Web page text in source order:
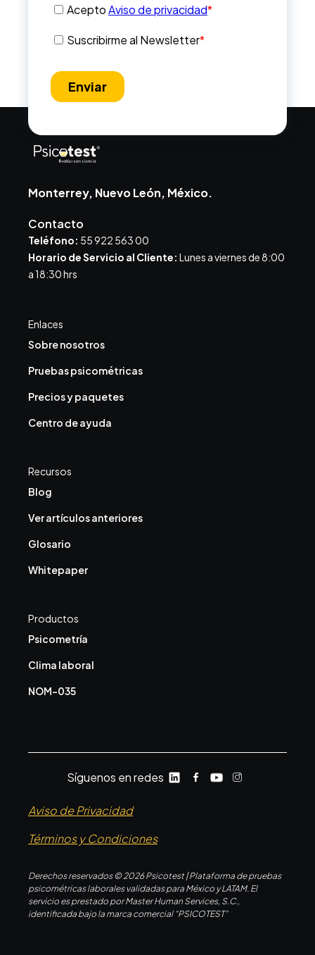
Monterrey, Nuevo León, México.
Contacto
Teléfono: 55 922 563 00
Horario de Servicio al Cliente: Lunes a viernes de 8:00
a 18:30 hrs
Enlaces
Sobre nosotros
Pruebas psicométricas
Precios y paquetes
Centro de ayuda
Recursos
Blog
Ver artículos anteriores
Glosario
Whitepaper
Productos
Psicometría
Clima laboral
NOM-035
Síguenos en redes
Derechos reservados © 2026 Psicotest | Plataforma de pruebas
psicométricas laborales validadas para México y LATAM. El
servicio es prestado por Master Human Services, S.C.,
identificada bajo la marca comercial “PSICOTEST”
Aviso de Privacidad
Términos y Condiciones